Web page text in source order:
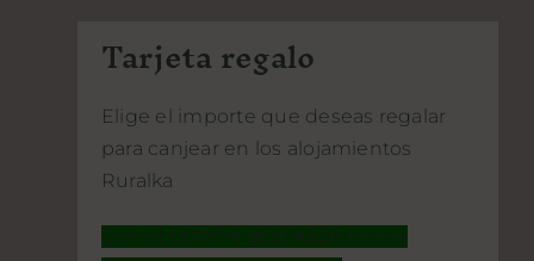
Tarjeta regalo
Elige el importe que deseas regalar
para canjear en los alojamientos
Ruralka